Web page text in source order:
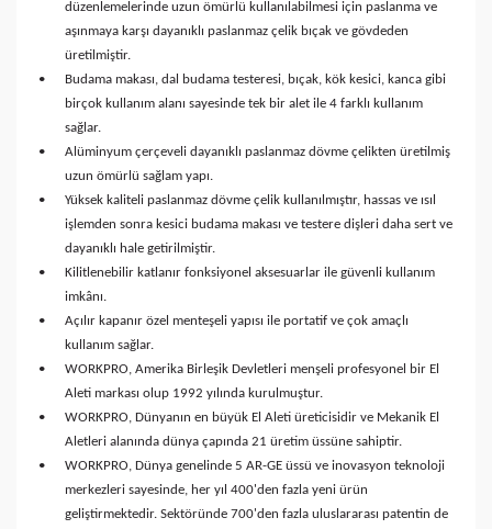
düzenlemelerinde uzun ömürlü kullanılabilmesi için paslanma ve
aşınmaya karşı dayanıklı paslanmaz çelik bıçak ve gövdeden
üretilmiştir.
•
Budama makası, dal budama testeresi, bıçak, kök kesici, kanca gibi
birçok kullanım alanı sayesinde tek bir alet ile 4 farklı kullanım
sağlar.
•
Alüminyum çerçeveli dayanıklı paslanmaz dövme çelikten üretilmiş
uzun ömürlü sağlam yapı.
•
Yüksek kaliteli paslanmaz dövme çelik kullanılmıştır, hassas ve ısıl
işlemden sonra kesici budama makası ve testere dişleri daha sert ve
dayanıklı hale getirilmiştir.
•
Kilitlenebilir katlanır fonksiyonel aksesuarlar ile güvenli kullanım
imkânı.
•
Açılır kapanır özel menteşeli yapısı ile portatif ve çok amaçlı
kullanım sağlar.
•
WORKPRO, Amerika Birleşik Devletleri menşeli profesyonel bir El
Aleti markası olup 1992 yılında kurulmuştur.
•
WORKPRO, Dünyanın en büyük El Aleti üreticisidir ve Mekanik El
Aletleri alanında dünya çapında 21 üretim üssüne sahiptir.
•
WORKPRO, Dünya genelinde 5 AR-GE üssü ve inovasyon teknoloji
merkezleri sayesinde, her yıl 400'den fazla yeni ürün
geliştirmektedir. Sektöründe 700'den fazla uluslararası patentin de